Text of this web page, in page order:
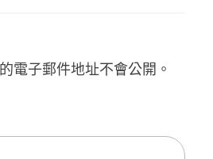
電子郵件地址不會公開。